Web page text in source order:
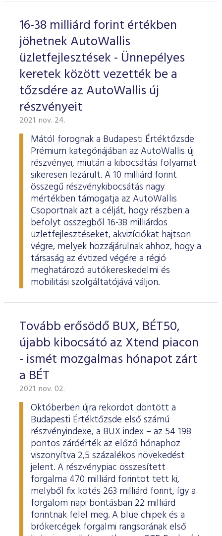
16-38 milliárd forint értékben
jöhetnek AutoWallis
üzletfejlesztések - Ünnepélyes
keretek között vezették be a
tőzsdére az AutoWallis új
részvényeit
2021. nov. 24.
Mától forognak a Budapesti Értéktőzsde
Prémium kategóriájában az AutoWallis új
részvényei, miután a kibocsátási folyamat
sikeresen lezárult. A 10 milliárd forint
összegű részvénykibocsátás nagy
mértékben támogatja az AutoWallis
Csoportnak azt a célját, hogy részben a
befolyt összegből 16-38 milliárdos
üzletfejlesztéseket, akvizíciókat hajtson
végre, melyek hozzájárulnak ahhoz, hogy a
társaság az évtized végére a régió
meghatározó autókereskedelmi és
mobilitási szolgáltatójává váljon.
Tovább erősödő BUX, BÉT50,
újabb kibocsátó az Xtend piacon
- ismét mozgalmas hónapot zárt
a BÉT
2021. nov. 02.
Októberben újra rekordot döntött a
Budapesti Értéktőzsde első számú
részvényindexe, a BUX index – az 54 198
pontos záróérték az előző hónaphoz
viszonyítva 2,5 százalékos növekedést
jelent. A részvénypiac összesített
forgalma 470 milliárd forintot tett ki,
melyből fix kötés 263 milliárd forint, így a
forgalom napi bontásban 22 milliárd
forintnak felel meg. A blue chipek és a
brókercégek forgalmi rangsorának első